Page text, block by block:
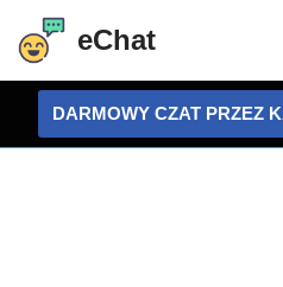
Przejdź
treści
eChat
DARMOWY CZAT PRZEZ